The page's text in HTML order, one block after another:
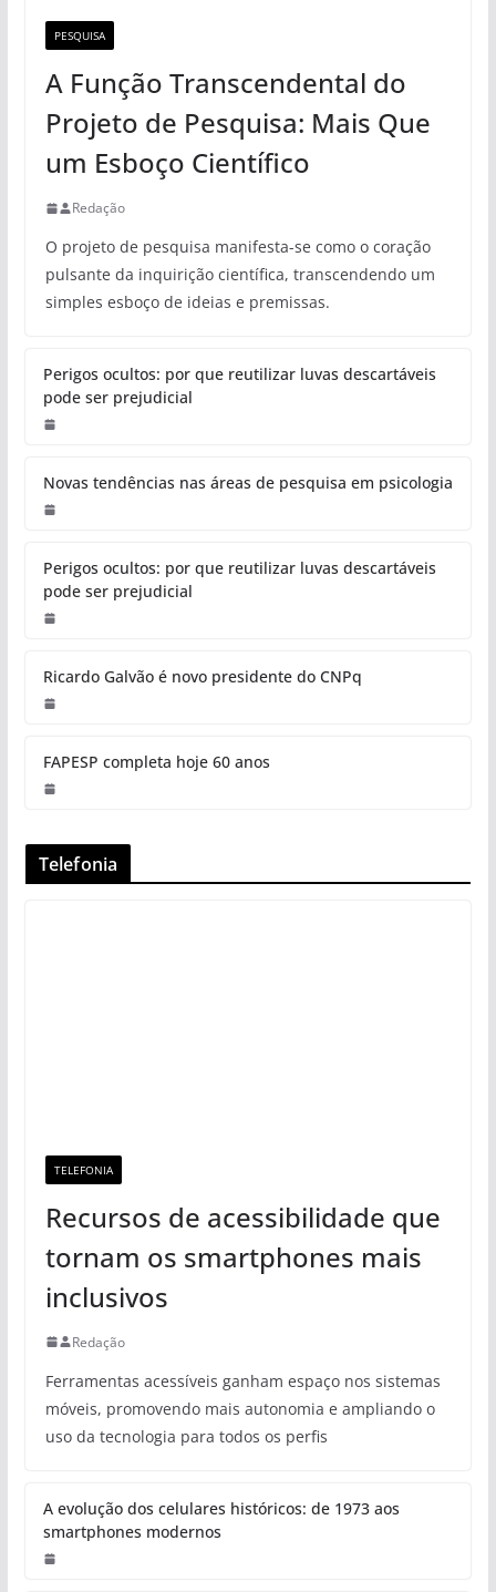
PESQUISA
A Função Transcendental do
Projeto de Pesquisa: Mais Que
um Esboço Científico
Redação
O projeto de pesquisa manifesta-se como o coração
pulsante da inquirição científica, transcendendo um
simples esboço de ideias e premissas.
Perigos ocultos: por que reutilizar luvas descartáveis
pode ser prejudicial
Novas tendências nas áreas de pesquisa em psicologia
Perigos ocultos: por que reutilizar luvas descartáveis
pode ser prejudicial
Ricardo Galvão é novo presidente do CNPq
FAPESP completa hoje 60 anos
Telefonia
TELEFONIA
Recursos de acessibilidade que
tornam os smartphones mais
inclusivos
Redação
Ferramentas acessíveis ganham espaço nos sistemas
móveis, promovendo mais autonomia e ampliando o
uso da tecnologia para todos os perfis
A evolução dos celulares históricos: de 1973 aos
smartphones modernos